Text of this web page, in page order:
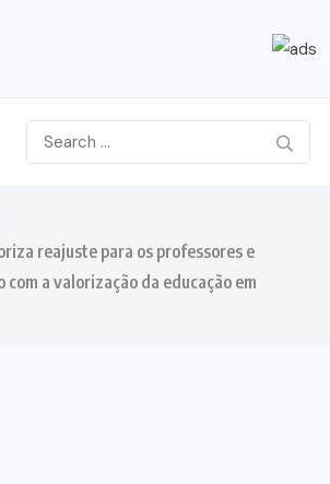
reajuste para os professores e
a valorização da educação em